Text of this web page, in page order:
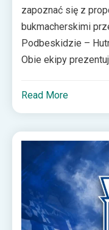
zapoznać się z
bukmacherskimi
Podbeskidzie –
Obie ekipy
Read More